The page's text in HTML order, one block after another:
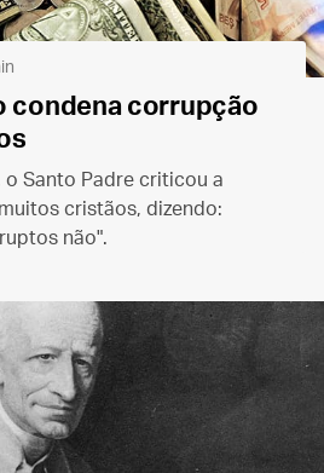
condena corrupção
o Santo Padre criticou a
cristãos, dizendo:
não".